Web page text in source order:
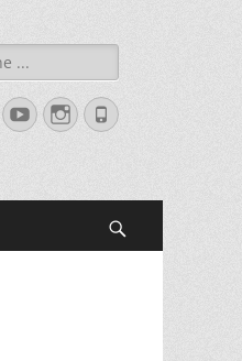
:
YouTubeInstagram
Tél